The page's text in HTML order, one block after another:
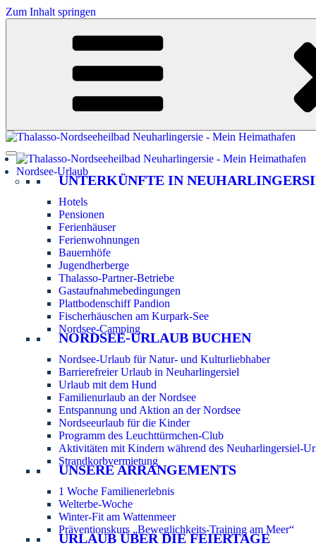
Zum Inhalt springen
Nordsee-Urlaub
UNTERKÜNFTE IN
Hotels
Pensionen
Ferienhäuser
Ferienwohnungen
Bauernhöfe
Jugendherberge
Thalasso-Partner-Betriebe
Gastaufnahmebedingungen
Plattbodenschiff Pandion
Fischerhäuschen am Kurpark-See
Nordsee-Camping
NORDSEE-URLAUB BUCHEN
Nordsee-Urlaub für Natur- und Kulturliebhaber
Barrierefreier Urlaub in Neuharlingersiel
Urlaub mit dem Hund
Familienurlaub an der Nordsee
Entspannung und Aktion an der Nordsee
Nordseeurlaub für die Kinder
Programm des Leuchttürmchen-Club
Aktivitäten mit Kindern während des Neuharlingersiel-
Strandkorbvermietung
UNSERE ARRANGEMENTS
1 Woche Familienerlebnis
Welterbe-Woche
Winter-Fit am Wattenmeer
Präventionskurs „Beweglichkeits-Training am Meer“
URLAUB ÜBER DIE FEIERTAGE